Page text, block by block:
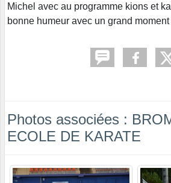
Michel avec au programme kions et
bonne humeur avec un grand
Photos associées :
ECOLE DE KARATE